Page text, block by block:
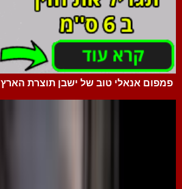
פמפום אנאלי טוב של ישבן תוצרת הארץ